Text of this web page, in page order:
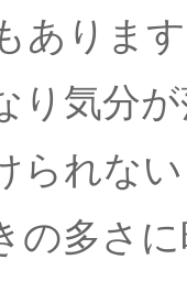
ありま
り気分
られな
の多さ